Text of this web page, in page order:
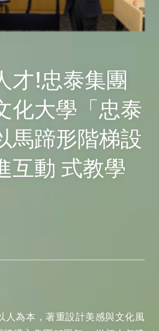
才!忠泰集團
化大學「忠泰
馬蹄形階梯設
互動 式教學
人為本，著重設計美感與文化風